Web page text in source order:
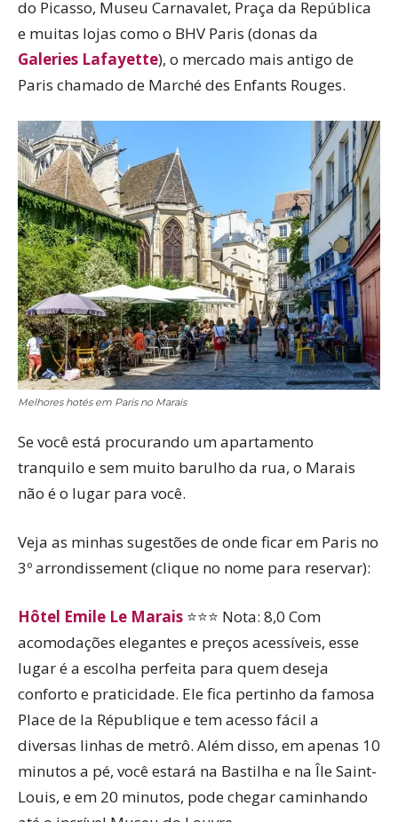
do Picasso, Museu Carnavalet, Praça da República
e muitas lojas como o BHV Paris (donas da
Galeries Lafayette), o mercado mais antigo de
Paris chamado de Marché des Enfants Rouges.
Melhores hotés em Paris no Marais
Se você está procurando um apartamento
tranquilo e sem muito barulho da rua, o Marais
não é o lugar para você.
Veja as minhas sugestões de onde ficar em Paris no
3º arrondissement (clique no nome para reservar):
Hôtel Emile Le Marais ⭐⭐⭐ Nota: 8,0 Com
acomodações elegantes e preços acessíveis, esse
lugar é a escolha perfeita para quem deseja
conforto e praticidade. Ele fica pertinho da famosa
Place de la République e tem acesso fácil a
diversas linhas de metrô. Além disso, em apenas 10
minutos a pé, você estará na Bastilha e na Île Saint-
Louis, e em 20 minutos, pode chegar caminhando